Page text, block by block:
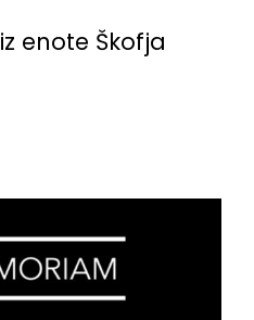
enote Škofja